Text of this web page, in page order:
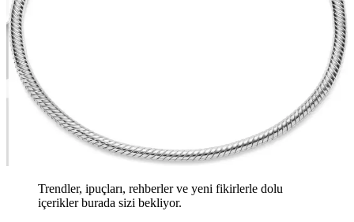
Trendler, ipuçları, rehberler ve yeni fikirlerle dolu
içerikler burada sizi bekliyor.